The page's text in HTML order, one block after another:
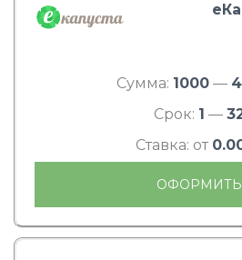
Сумма: 1000 —
Срок: 1 —
Ставка: от
ОФОРМИТЬ